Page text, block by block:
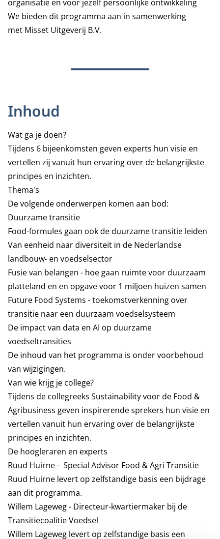
organisatie en voor jezelf persoonlijke ontwikkeling
We bieden dit programma aan in samenwerking
met Misset Uitgeverij B.V.
Inhoud
Wat ga je doen?
Tijdens 6 bijeenkomsten geven experts hun visie en
vertellen zij vanuit hun ervaring over de belangrijkste
principes en inzichten.
Thema's
De volgende onderwerpen komen aan bod:
Duurzame transitie
Food-formules gaan ook de duurzame transitie leiden
Van eenheid naar diversiteit in de Nederlandse
landbouw- en voedselsector
Fusie van belangen - hoe gaan ruimte voor duurzaam
platteland en en opgave voor 1 miljoen huizen samen
Future Food Systems - toekomstverkenning over
transitie naar een duurzaam voedselsysteem
De impact van data en AI op duurzame
voedseltransities
De inhoud van het programma is onder voorbehoud
van wijzigingen.
Van wie krijg je college?
Tijdens de collegreeks Sustainability voor de Food &
Agribusiness geven inspirerende sprekers hun visie en
vertellen vanuit hun ervaring over de belangrijkste
principes en inzichten.
De hoogleraren en experts
Ruud Huirne - Special Advisor Food & Agri Transitie
Ruud Huirne levert op zelfstandige basis een bijdrage
aan dit programma.
Willem Lageweg - Directeur-kwartiermaker bij de
Transitiecoalitie Voedsel
Willem Lageweg levert op zelfstandige basis een